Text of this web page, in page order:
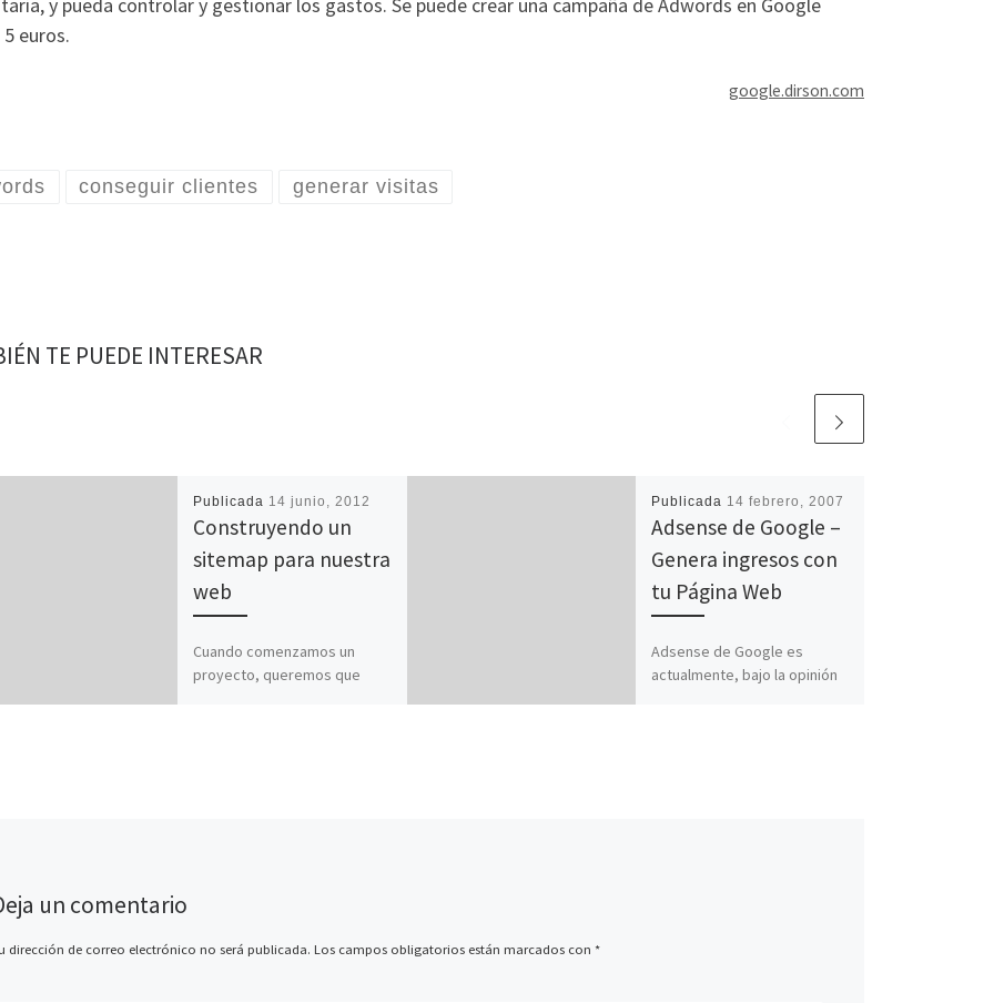
euros.
google.dirson.com
conseguir clientes generar visitas
TE PUEDE INTERESAR
Publicada 14 junio, 2012
Construyendo un
sitemap para nuestra
web
Cuando comenzamos un
proyecto, queremos que
Publicada 14 febrero, 2007
Adsense de Google –
Genera ingresos con
tu Página Web
Adsense de Google es
actualmente, bajo la opinión
un comentario
dirección de correo electrónico no será publicada. Los campos obligatorios están marcados con *